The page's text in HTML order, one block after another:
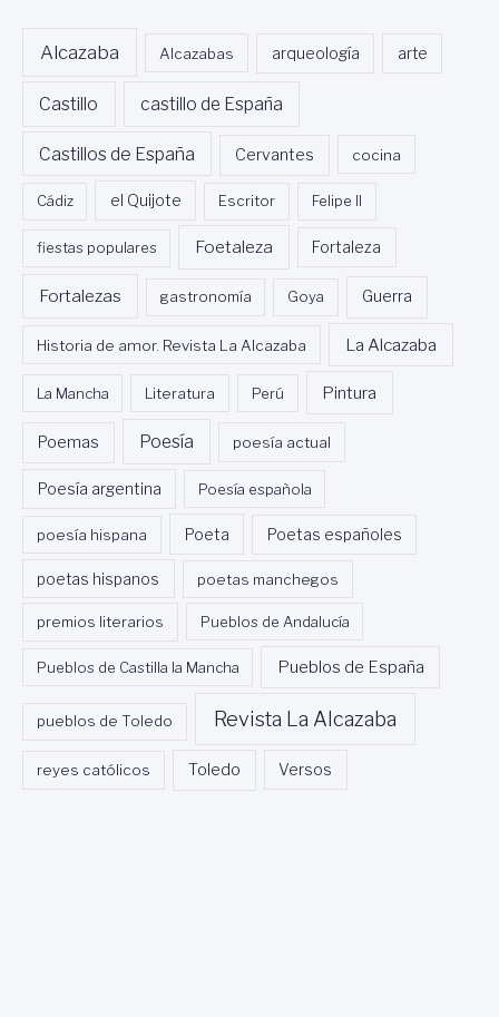
Alcazaba Alcazabas arqueología arte
Castillo castillo de España
Castillos de España Cervantes cocina
Cádiz el Quijote Escritor Felipe II
fiestas populares Foetaleza Fortaleza
Fortalezas gastronomía Goya Guerra
Historia de amor. Revista La Alcazaba La Alcazaba
La Mancha Literatura Perú Pintura
Poemas Poesía poesía actual
Poesía argentina Poesía española
poesía hispana Poeta Poetas españoles
poetas hispanos poetas manchegos
premios literarios Pueblos de Andalucía
Pueblos de Castilla la Mancha Pueblos de España
pueblos de Toledo Revista La Alcazaba
reyes católicos Toledo Versos